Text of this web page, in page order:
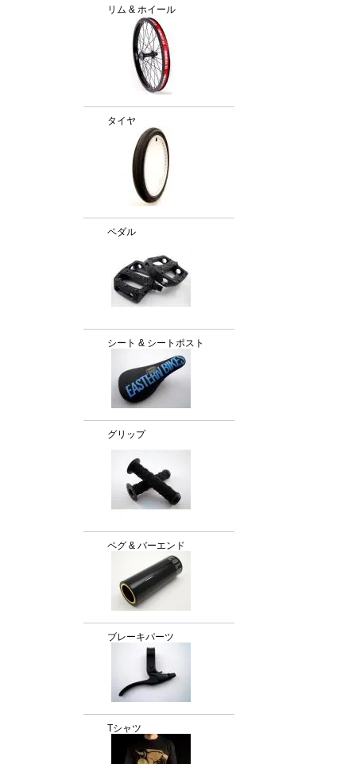
リム & ホイール
タイヤ
ペダル
シート & シートポスト
グリップ
ペグ & バーエンド
ブレーキパーツ
Tシャツ